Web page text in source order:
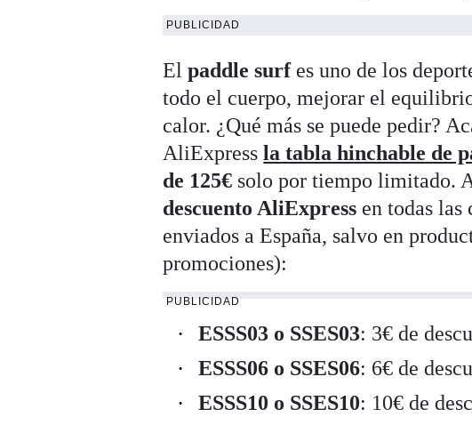
PUBLICIDAD
Elpaddle surfes uno de los
todo el cuerpo, mejorar el
calor. ¿Qué más se puede pedir?
AliExpressla tabla hinchable de
de 125€ solo por tiempo limitado.
descuento AliExpress en todas las
enviados a España, salvo en
promociones):
PUBLICIDAD
ESSS03 o SSES03: 3€ de
ESSS06 o SSES06: 6€ de
ESSS10 o SSES10: 10€ de